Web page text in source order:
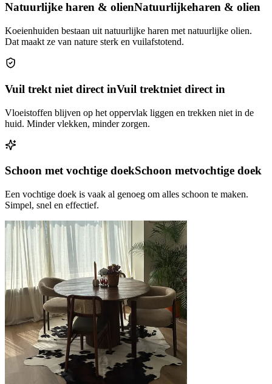
Natuurlijke haren & olienNatuurlijkeharen & olien
Koeienhuiden bestaan uit natuurlijke haren met natuurlijke olien.
Dat maakt ze van nature sterk en vuilafstotend.
Vuil trekt niet direct inVuil trektniet direct in
Vloeistoffen blijven op het oppervlak liggen en trekken niet in de
huid. Minder vlekken, minder zorgen.
Schoon met vochtige doekSchoon metvochtige doek
Een vochtige doek is vaak al genoeg om alles schoon te maken.
Simpel, snel en effectief.